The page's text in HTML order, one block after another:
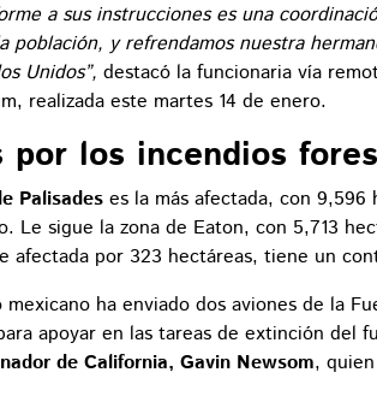
a sus instrucciones es una
y refrendamos nuestra
Unidos”, destacó la funcionaria vía
realizada este martes 14 de enero.
por los incendios
Palisades es la más afectada, con 9,596
Le sigue la zona de Eaton, con 5,713
afectada por 323 hectáreas, tiene un
ha enviado dos aviones de la
apoyar en las tareas de extinción del
de California, Gavin Newsom,